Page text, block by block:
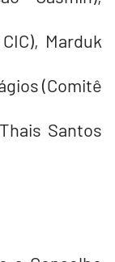
Marduk
(Comitê
Santos